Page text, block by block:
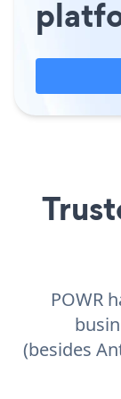
POWR
(besides